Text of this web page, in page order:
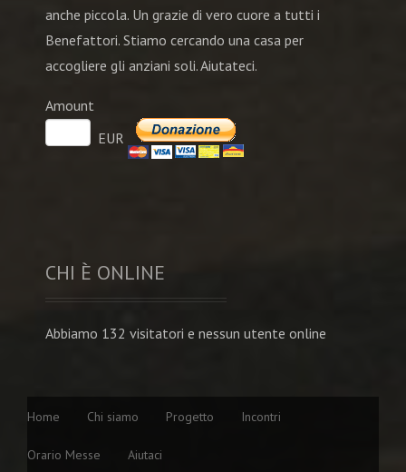
anche piccola. Un grazie di vero cuore a tutti i
Benefattori. Stiamo cercando una casa per
accogliere gli anziani soli. Aiutateci.
Amount
EUR
CHI È ONLINE
Abbiamo 132 visitatori e nessun utente online
Home Chi siamo Progetto Incontri
Orario Messe Aiutaci